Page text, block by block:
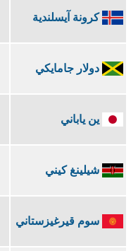
كرونة آيسلندية
دولار جامايكي
ين ياباني
شيلينغ كيني
سوم قيرغيزستاني